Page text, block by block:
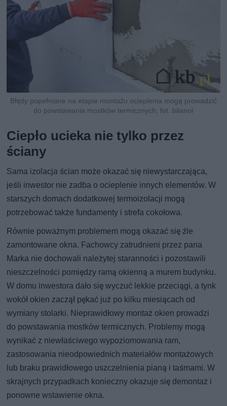
Błędy popełniane na etapie montażu ocieplenia mogą prowadzić
do powstawania mostków termicznych, fot. bilanol
Ciepło ucieka nie tylko przez
ściany
Sama izolacja ścian może okazać się niewystarczająca,
jeśli inwestor nie zadba o ocieplenie innych elementów. W
starszych domach dodatkowej termoizolacji mogą
potrzebować także fundamenty i strefa cokołowa.
Równie poważnym problemem mogą okazać się źle
zamontowane okna. Fachowcy zatrudnieni przez pana
Marka nie dochowali należytej staranności i pozostawili
nieszczelności pomiędzy ramą okienną a murem budynku.
W domu inwestora dało się wyczuć lekkie przeciągi, a tynk
wokół okien zaczął pękać już po kilku miesiącach od
wymiany stolarki. Nieprawidłowy montaż okien prowadzi
do powstawania mostków termicznych. Problemy mogą
wynikać z niewłaściwego wypoziomowania ram,
zastosowania nieodpowiednich materiałów montażowych
lub braku prawidłowego uszczelnienia pianą i taśmami. W
skrajnych przypadkach konieczny okazuje się demontaż i
ponowne wstawienie okna.